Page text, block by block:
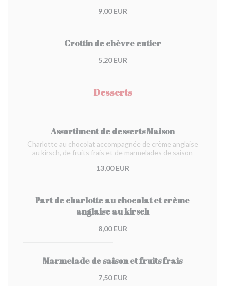
9,00 EUR
Crottin de chèvre entier
5,20 EUR
Desserts
Assortiment de desserts Maison
Charlotte au chocolat accompagnée de crème anglaise
au kirsch, de fruits frais et de marmelades de saison
13,00 EUR
Part de charlotte au chocolat et crème
anglaise au kirsch
8,00 EUR
Marmelade de saison et fruits frais
7,50 EUR